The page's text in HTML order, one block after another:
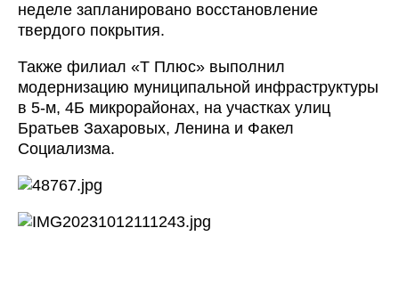
неделе запланировано восстановление
твердого покрытия.
Также филиал «Т Плюс» выполнил
модернизацию муниципальной инфраструктуры
в 5-м, 4Б микрорайонах, на участках улиц
Братьев Захаровых, Ленина и Факел
Социализма.